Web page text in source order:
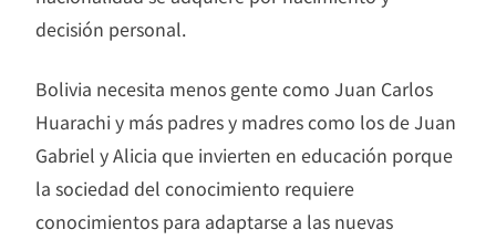
decisión personal.
Bolivia necesita menos gente como Juan Carlos
Huarachi y más padres y madres como los de Juan
Gabriel y Alicia que invierten en educación porque
la sociedad del conocimiento requiere
conocimientos para adaptarse a las nuevas